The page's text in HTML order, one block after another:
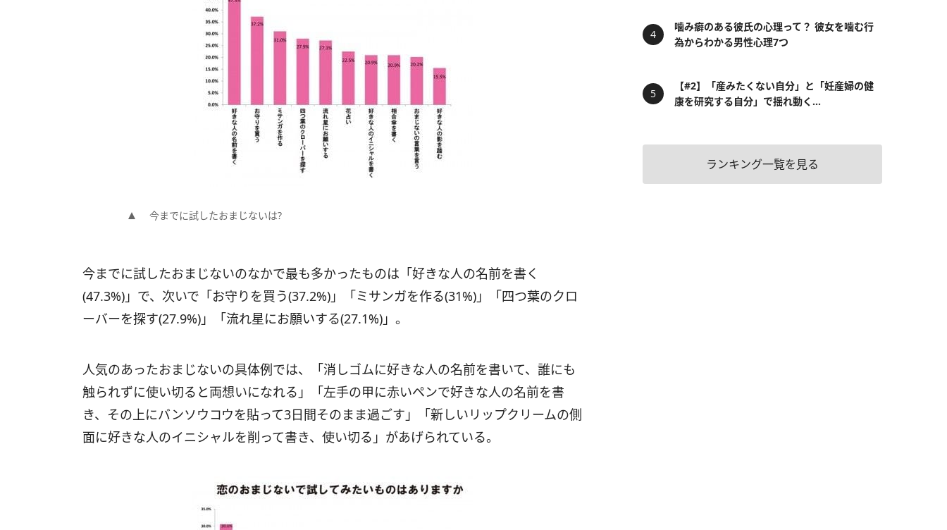
今までに試したおまじないは?
今までに試したおまじないのなかで最も多かったものは「好きな人の名前を書く
(47.3%)」で、次いで「お守りを買う(37.2%)」「ミサンガを作る(31%)」「四つ葉のクロ
ーバーを探す(27.9%)」「流れ星にお願いする(27.1%)」。
人気のあったおまじないの具体例では、「消しゴムに好きな人の名前を書いて、誰にも
触られずに使い切ると両想いになれる」「左手の甲に赤いペンで好きな人の名前を書
き、その上にバンソウコウを貼って3日間そのまま過ごす」「新しいリップクリームの側
面に好きな人のイニシャルを削って書き、使い切る」があげられている。
噛み癖のある彼氏の心理って？ 彼女を噛む行
為からわかる男性心理7つ
【#2】「産みたくない自分」と「妊産婦の健
康を研究する自分」で揺れ動く...
ランキング一覧を見る